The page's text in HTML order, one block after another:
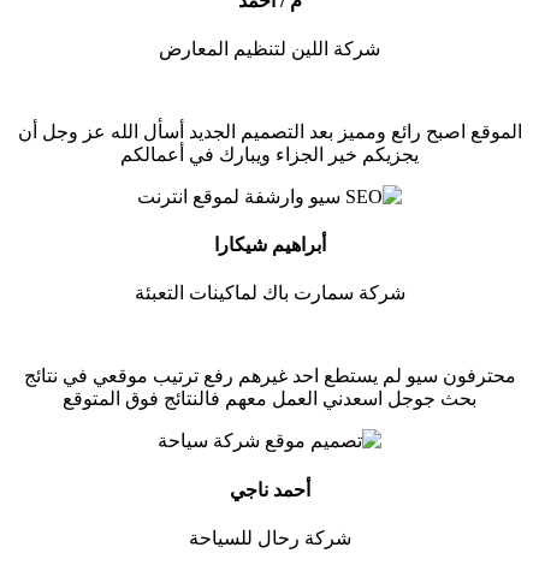
شركة اللين لتنظيم المعارض
الموقع اصبح رائع ومميز بعد التصميم الجديد أسأل الله عز وجل أن
يجزيكم خير الجزاء ويبارك في أعمالكم
أبراهيم شيكارا
شركة سمارت باك لماكينات التعبئة
محترفون سيو لم يستطع احد غيرهم رفع ترتيب موقعي في نتائج
بحث جوجل اسعدني العمل معهم فالنتائج فوق المتوقع
أحمد ناجي
شركة رحال للسياحة